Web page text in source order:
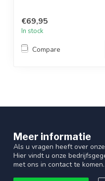
€69,95
In stock
Compare
Meer informatie
Als u vragen heeft over
Hier vindt u onze
met ons in contact te komen.